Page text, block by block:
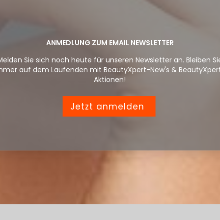
ANMEDLUNG ZUM EMAIL NEWSLETTER
Sie sich noch heute für unseren Newsletter an. Bleiben
auf dem Laufenden mit BeautyXpert-New's &
Aktionen!
Jetzt anmelden